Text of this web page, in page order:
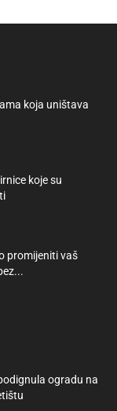
koja uništava
koje su
promijeniti vaš
ogradu na